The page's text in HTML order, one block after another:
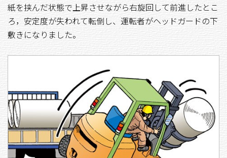
紙を挟んだ状態で上昇させながら右旋回して前進したとこ
ろ，安定度が失われて転倒し、運転者がヘッドガードの下
敷きになりました。